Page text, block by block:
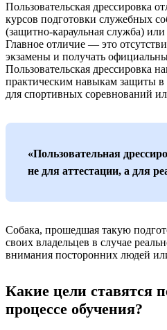
Пользовательская дрессировка
курсов подготовки служебных
(защитно-караульная служба)
Главное отличие — это
экзамены и получать
Пользовательская дрессировка
практическим навыкам защиты
для спортивных соревнований
«Пользовательная
не для аттестации, а для
Собака, прошедшая такую
своих владельцев в случае
внимания посторонних людей
Какие цели ставятся
процессе обучения?